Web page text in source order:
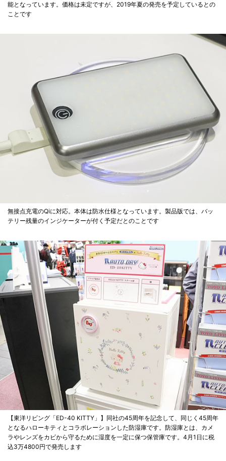
能となっています。価格は未定ですが、2019年夏の発売を予定しているとの
ことです
無接点充電のQiに対応。本体は防水仕様となっています。製品版では、バッ
テリー残量のインジケーターが付く予定だとのことです
【東洋リビング「ED-40 KITTY」】同社の45周年を記念して、同じく45周年
となるハローキティとコラボレーションした防湿庫です。防湿庫とは、カメ
ラやレンズをカビから守るために湿度を一定に保つ保管庫です。4月1日に税
込3万4800円で発売します